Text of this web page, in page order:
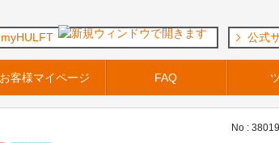
お客様マイページ FAQ
myHULFT 公式
No : 38019